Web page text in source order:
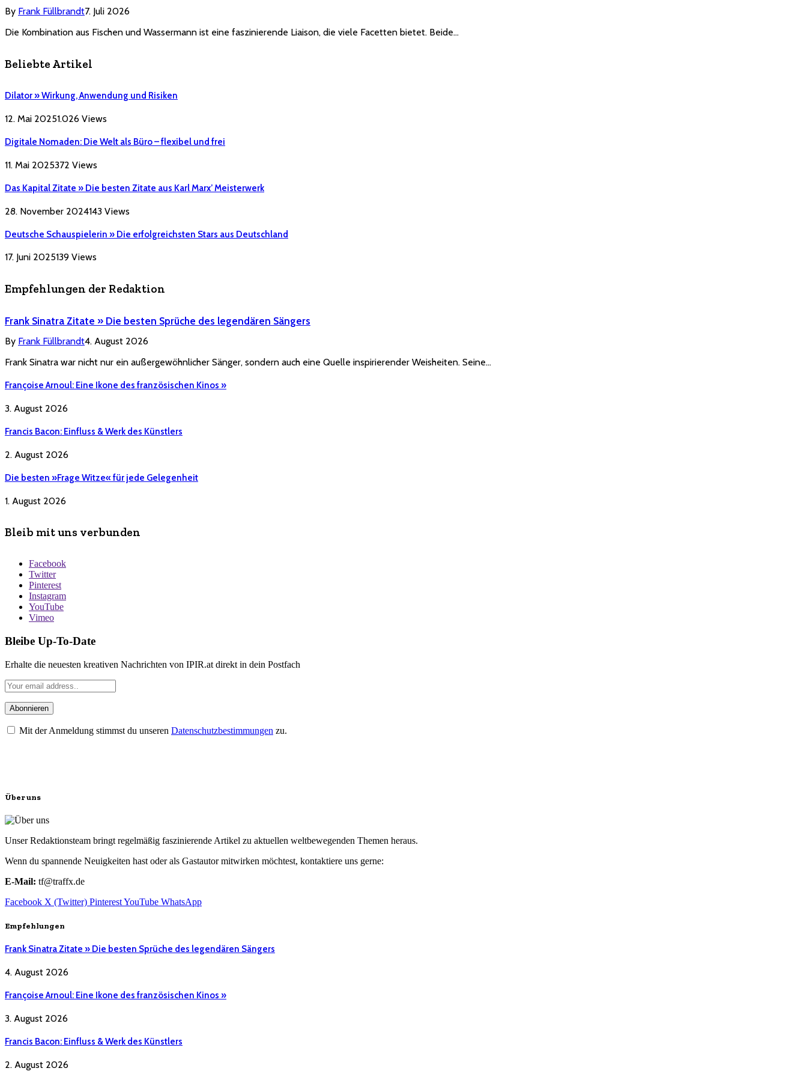
By Frank Füllbrandt7. Juli 2026
Die Kombination aus Fischen und Wassermann ist eine faszinierende Liaison, die viele Facetten bietet. Beide…
Beliebte Artikel
Dilator » Wirkung, Anwendung und Risiken
12. Mai 20251.026 Views
Digitale Nomaden: Die Welt als Büro – flexibel und frei
11. Mai 2025372 Views
Das Kapital Zitate » Die besten Zitate aus Karl Marx’ Meisterwerk
28. November 2024143 Views
Deutsche Schauspielerin » Die erfolgreichsten Stars aus Deutschland
17. Juni 2025139 Views
Empfehlungen der Redaktion
Frank Sinatra Zitate » Die besten Sprüche des legendären Sängers
By Frank Füllbrandt4. August 2026
Frank Sinatra war nicht nur ein außergewöhnlicher Sänger, sondern auch eine Quelle inspirierender Weisheiten. Seine…
Françoise Arnoul: Eine Ikone des französischen Kinos »
3. August 2026
Francis Bacon: Einfluss & Werk des Künstlers
2. August 2026
Die besten »Frage Witze« für jede Gelegenheit
1. August 2026
Bleib mit uns verbunden
Facebook
Twitter
Pinterest
Instagram
YouTube
Vimeo
Bleibe Up-To-Date
Erhalte die neuesten kreativen Nachrichten von IPIR.at direkt in dein Postfach
Mit der Anmeldung stimmst du unseren Datenschutzbestimmungen zu.
Über uns
Unser Redaktionsteam bringt regelmäßig faszinierende Artikel zu aktuellen weltbewegenden Themen heraus.
Wenn du spannende Neuigkeiten hast oder als Gastautor mitwirken möchtest, kontaktiere uns gerne:
E-Mail: tf@traffx.de
Facebook X (Twitter) PinterestYouTube WhatsApp
Empfehlungen
Frank Sinatra Zitate » Die besten Sprüche des legendären Sängers
4. August 2026
Françoise Arnoul: Eine Ikone des französischen Kinos »
3. August 2026
Francis Bacon: Einfluss & Werk des Künstlers
2. August 2026